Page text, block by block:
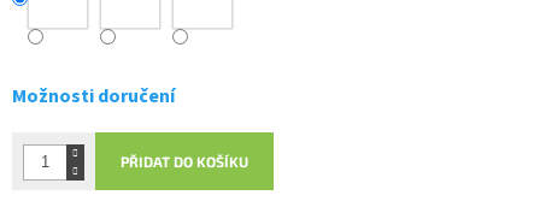
Možnosti doručení
PŘIDAT DO KOŠÍKU